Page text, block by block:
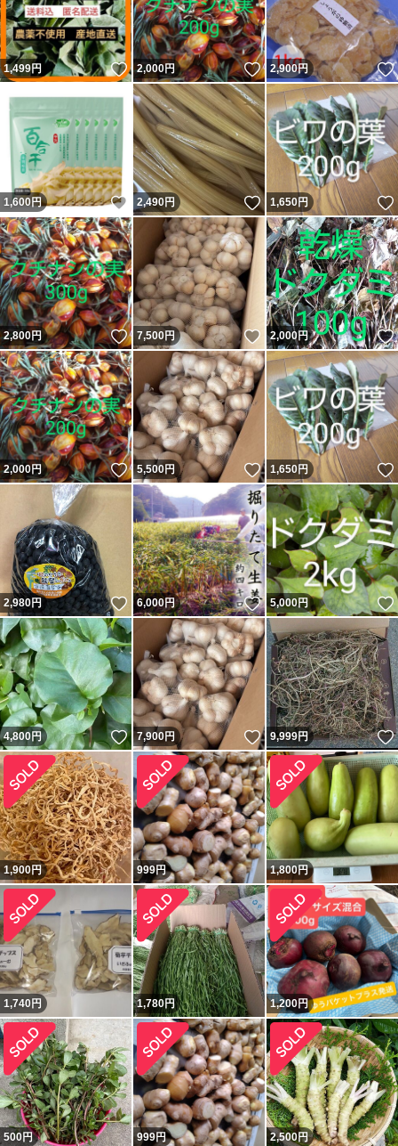
1,499円 いいね！
2,000円 いいね！
2,900円
1,600円 いいね！
2,490円 いいね！
1,650円
2,800円 いいね！
7,500円 いいね！
2,000円
2,000円 いいね！
5,500円 いいね！
1,650円
2,980円 いいね！
6,000円 いいね！
5,000円
4,800円 いいね！
7,900円 いいね！
9,999円
1,900円 999円 1,800円
1,740円 1,780円 1,200円
500円 999円 2,500円